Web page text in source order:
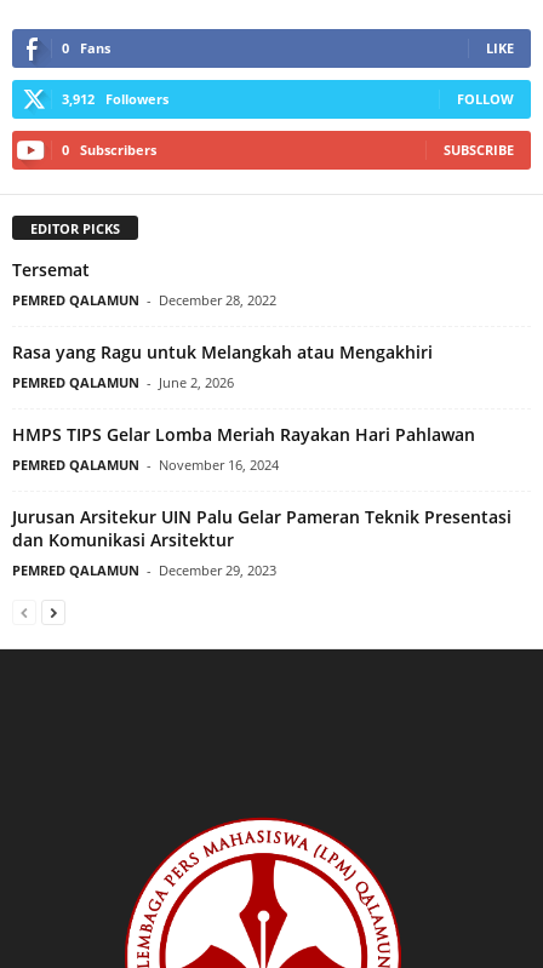
0 Fans LIKE
3,912 Followers FOLLOW
0 Subscribers SUBSCRIBE
EDITOR PICKS
Tersemat
PEMRED QALAMUN - December 28, 2022
Rasa yang Ragu untuk Melangkah atau Mengakhiri
PEMRED QALAMUN - June 2, 2026
HMPS TIPS Gelar Lomba Meriah Rayakan Hari Pahlawan
PEMRED QALAMUN - November 16, 2024
Jurusan Arsitekur UIN Palu Gelar Pameran Teknik Presentasi
dan Komunikasi Arsitektur
PEMRED QALAMUN - December 29, 2023